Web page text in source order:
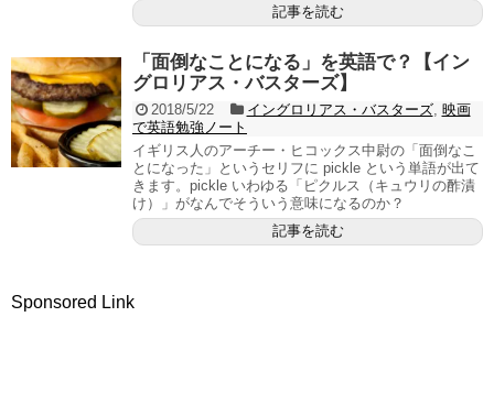
記事を読む
「面倒なことになる」を英語で？【イン
グロリアス・バスターズ】
2018/5/22 イングロリアス・バスターズ, 映画
で英語勉強ノート
イギリス人のアーチー・ヒコックス中尉の「面倒なこ
とになった」というセリフに pickle という単語が出て
きます。pickle いわゆる「ピクルス（キュウリの酢漬
け）」がなんでそういう意味になるのか？
記事を読む
Sponsored Link